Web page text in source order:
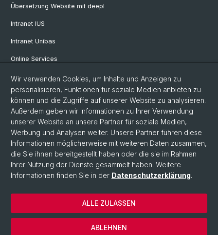
Übersetzung Website mit deepl
Intranet IUS
Intranet Unibas
Online Services
Social Media
Instagram
LinkedIn
TikTok
Wir verwenden Cookies, um Inhalte und Anzeigen zu
personalisieren, Funktionen für soziale Medien anbieten zu
können und die Zugriffe auf unserer Website zu analysieren.
Außerdem geben wir Informationen zu Ihrer Verwendung
unserer Website an unsere Partner für soziale Medien,
Werbung und Analysen weiter. Unsere Partner führen diese
Informationen möglicherweise mit weiteren Daten zusammen,
die Sie ihnen bereitgestellt haben oder die sie im Rahmen
Ihrer Nutzung der Dienste gesammelt haben. Weitere
Informationen finden Sie in der Datenschutzerklärung.
ABLEHNEN
ALLE ZULASSEN